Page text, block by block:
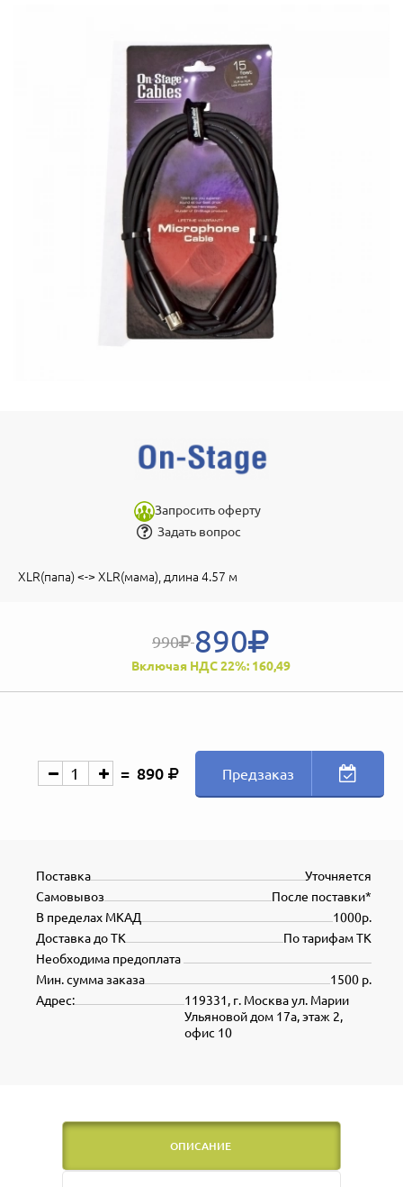
Запросить оферту
Задать вопрос
XLR(папа) <-> XLR(мама), длина 4.57 м
990 890
Включая НДС 22%: 160,49
890 Предзаказ
Уточняется
Поставка
После поставки*
Самовывоз
1000р.
В пределах МКАД
По тарифам ТК
Доставка до ТК
Необходима предоплата
1500 р.
Мин. сумма заказа
119331, г. Москва ул. Марии
Ульяновой дом 17а, этаж 2,
офис 10
Адрес:
ОПИСАНИЕ